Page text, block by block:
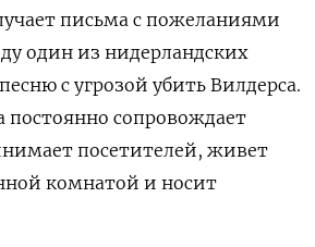
письма с пожеланиями
один из нидерландских
песню с угрозой убить Вилдерса.
постоянно сопровождает
посетителей, живет
комнатой и носит